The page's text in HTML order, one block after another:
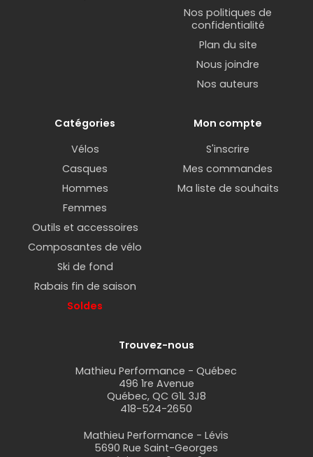
Nos politiques de
confidentialité
Plan du site
Nous joindre
Nos auteurs
Catégories
Vélos
Casques
Hommes
Femmes
Outils et accessoires
Composantes de vélo
Ski de fond
Rabais fin de saison
Soldes
Mon compte
S'inscrire
Mes commandes
Ma liste de souhaits
Trouvez-nous
Mathieu Performance - Québec
496 1re Avenue
Québec, QC G1L 3J8
418-524-2650
Mathieu Performance - Lévis
5690 Rue Saint-Georges